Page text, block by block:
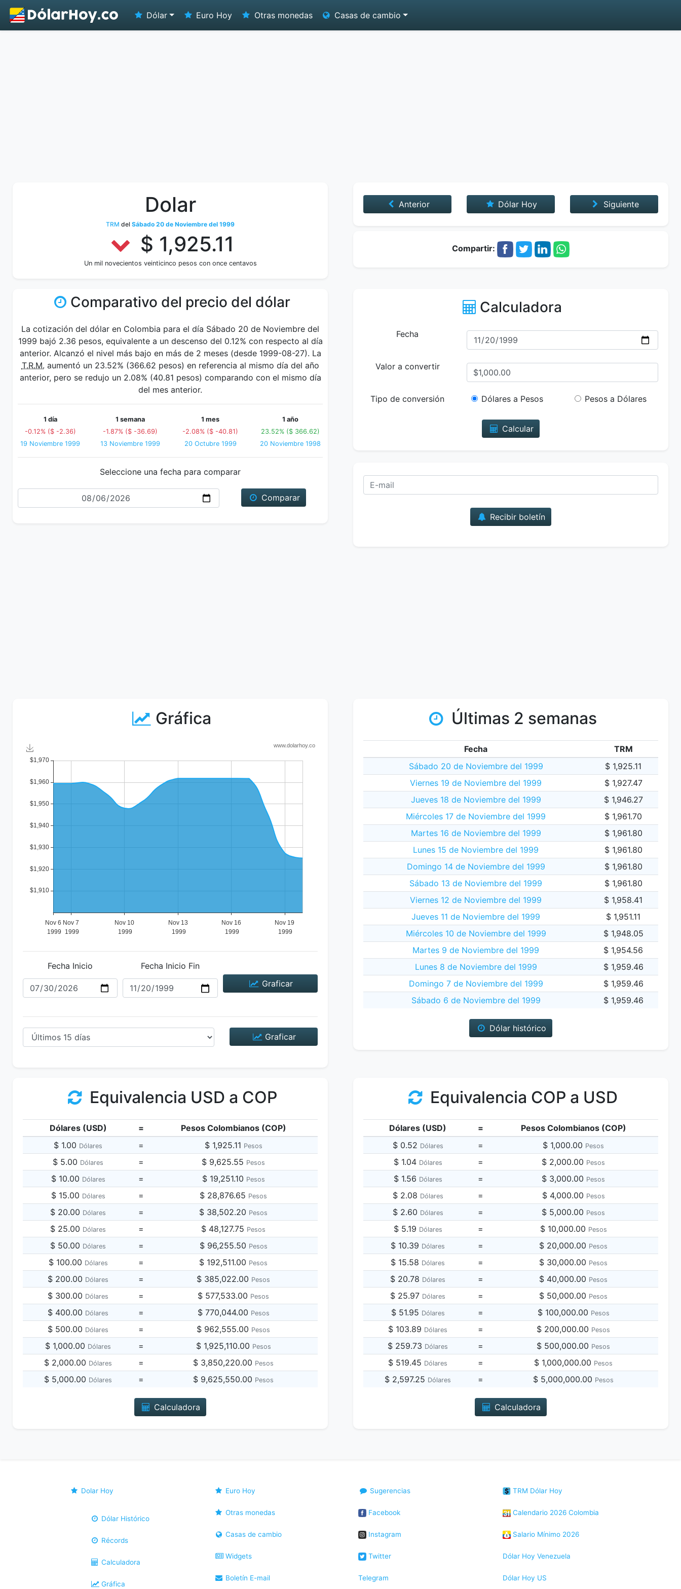
Dólar Euro Hoy Otras monedas Casas de cambio
Dolar
TRM del Sábado 20 de Noviembre del 1999
$ 1,925.11
Un mil novecientos veinticinco pesos con once centavos
Anterior Dólar Hoy Siguiente
Compartir:
Comparativo del precio del dólar
La cotización del dólar en Colombia para el día Sábado 20 de Noviembre del
1999 bajó 2.36 pesos, equivalente a un descenso del 0.12% con respecto al día
anterior. Alcanzó el nivel más bajo en más de 2 meses (desde 1999-08-27). La
T.R.M. aumentó un 23.52% (366.62 pesos) en referencia al mismo día del año
anterior, pero se redujo un 2.08% (40.81 pesos) comparando con el mismo día
del mes anterior.
1 día
-0.12% ($ -2.36)
19 Noviembre 1999
1 semana
-1.87% ($ -36.69)
13 Noviembre 1999
1 mes
-2.08% ($ -40.81)
20 Octubre 1999
1 año
23.52% ($ 366.62)
20 Noviembre 1998
Seleccione una fecha para comparar
Fecha
Comparar
Calculadora
Fecha
Valor a convertir
Tipo de conversión Dólares a Pesos Pesos a Dólares
Calcular
Recibir boletín
Gráfica
Fecha Inicio
Fecha Inicio Fin
Graficar
Graficar
Últimas 2 semanas
Fecha
TRM
Sábado 20 de Noviembre del 1999
$ 1,925.11
Viernes 19 de Noviembre del 1999
$ 1,927.47
Jueves 18 de Noviembre del 1999
$ 1,946.27
Miércoles 17 de Noviembre del 1999
$ 1,961.70
Martes 16 de Noviembre del 1999
$ 1,961.80
Lunes 15 de Noviembre del 1999
$ 1,961.80
Domingo 14 de Noviembre del 1999
$ 1,961.80
Sábado 13 de Noviembre del 1999
$ 1,961.80
Viernes 12 de Noviembre del 1999
$ 1,958.41
Jueves 11 de Noviembre del 1999
$ 1,951.11
Miércoles 10 de Noviembre del 1999
$ 1,948.05
Martes 9 de Noviembre del 1999
$ 1,954.56
Lunes 8 de Noviembre del 1999
$ 1,959.46
Domingo 7 de Noviembre del 1999
$ 1,959.46
Sábado 6 de Noviembre del 1999
$ 1,959.46
Dólar histórico
Equivalencia USD a COP
Dólares (USD) =
Pesos Colombianos (COP)
$ 1.00 Dólares = $ 1,925.11 Pesos
$ 5.00 Dólares = $ 9,625.55 Pesos
$ 10.00 Dólares = $ 19,251.10 Pesos
$ 15.00 Dólares = $ 28,876.65 Pesos
$ 20.00 Dólares = $ 38,502.20 Pesos
$ 25.00 Dólares = $ 48,127.75 Pesos
$ 50.00 Dólares = $ 96,255.50 Pesos
$ 100.00 Dólares = $ 192,511.00 Pesos
$ 200.00 Dólares = $ 385,022.00 Pesos
$ 300.00 Dólares = $ 577,533.00 Pesos
$ 400.00 Dólares = $ 770,044.00 Pesos
$ 500.00 Dólares = $ 962,555.00 Pesos
$ 1,000.00 Dólares = $ 1,925,110.00 Pesos
$ 2,000.00 Dólares = $ 3,850,220.00 Pesos
$ 5,000.00 Dólares = $ 9,625,550.00 Pesos
Calculadora
Equivalencia COP a USD
Dólares (USD) =
Pesos Colombianos (COP)
$ 0.52 Dólares = $ 1,000.00 Pesos
$ 1.04 Dólares = $ 2,000.00 Pesos
$ 1.56 Dólares = $ 3,000.00 Pesos
$ 2.08 Dólares = $ 4,000.00 Pesos
$ 2.60 Dólares = $ 5,000.00 Pesos
$ 5.19 Dólares = $ 10,000.00 Pesos
$ 10.39 Dólares = $ 20,000.00 Pesos
$ 15.58 Dólares = $ 30,000.00 Pesos
$ 20.78 Dólares = $ 40,000.00 Pesos
$ 25.97 Dólares = $ 50,000.00 Pesos
$ 51.95 Dólares = $ 100,000.00 Pesos
$ 103.89 Dólares = $ 200,000.00 Pesos
$ 259.73 Dólares = $ 500,000.00 Pesos
$ 519.45 Dólares = $ 1,000,000.00 Pesos
$ 2,597.25 Dólares = $ 5,000,000.00 Pesos
Calculadora
Dolar Hoy
Dólar Histórico
Récords
Calculadora
Gráfica
Euro Hoy
Otras monedas
Casas de cambio
Widgets
Boletín E-mail
Sugerencias
Facebook
Instagram
Twitter
Telegram
TRM Dólar Hoy
Calendario 2026 Colombia
Salario Mínimo 2026
Dólar Hoy Venezuela
Dólar Hoy US